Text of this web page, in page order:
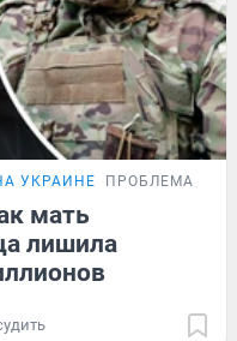
УКРАИНЕ ПРОБЛЕМА
мать
лишила